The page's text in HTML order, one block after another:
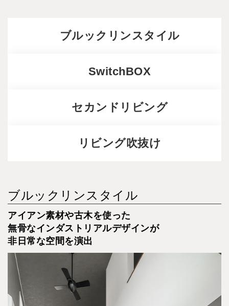
ブルックリンスタイル
SwitchBOX
セカンドリビング
リビング吹抜け
ブルックリンスタイル
アイアン素材や古木を使った
無骨なインダストリアルデザインが
非日常な空間を演出